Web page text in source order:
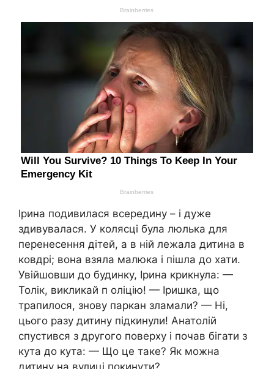
Ірина подивилася всередину – і дуже
здивувалася. У колясці була люлька для
перенесення дітей, а в ній лежала дитина в
ковдрі; вона взяла малюка і пішла до хати.
Увійшовши до будинку, Ірина крикнула: —
Толік, викликай п оліцію! — Іришка, що
трапилося, знову паркан зламали? — Ні,
цього разу дитину підкинули! Анатолій
спустився з другого поверху і почав бігати з
кута до кута: — Що це таке? Як можна
дитину на вулиці покинути?